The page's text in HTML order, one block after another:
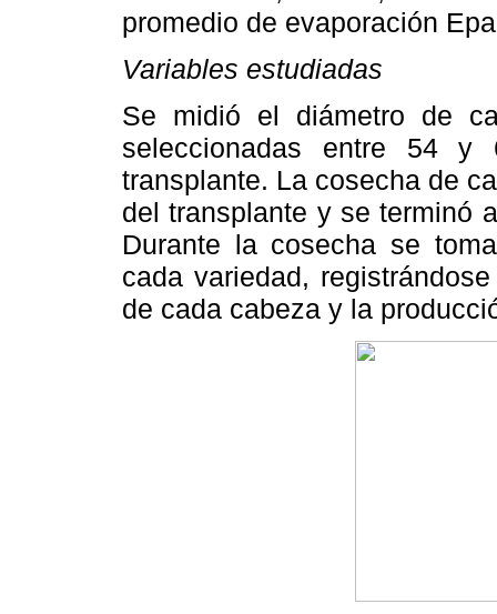
promedio de evaporación
Variables estudiadas
Se midió el diámetro de
seleccionadas entre 54
transplante. La cosecha de
del transplante y se terminó
Durante la cosecha se
cada variedad,
de cada cabeza y la